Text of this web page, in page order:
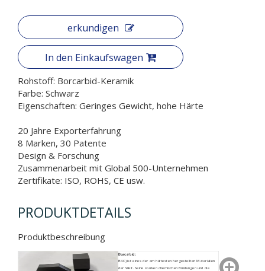
erkundigen
In den Einkaufswagen
Rohstoff: Borcarbid-Keramik
Farbe: Schwarz
Eigenschaften: Geringes Gewicht, hohe Härte
20 Jahre Exporterfahrung
8 Marken, 30 Patente
Design & Forschung
Zusammenarbeit mit Global 500-Unternehmen
Zertifikate: ISO, ROHS, CE usw.
PRODUKTDETAILS
Produktbeschreibung
Borcarbid:
B4C) ist eines der am härtesten hergestellten Materialien
der Welt. Seine starken chemischen Bindungen und die